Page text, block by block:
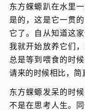
东方蝾螈趴在水里
是的，这是它一贯
它了。自从知道这
我就开始放养它们
总是等到喂食的时
请来的时候相比，简
东方蝾螈发呆的时
不是在思考人生。